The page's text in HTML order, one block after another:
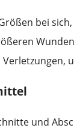
bei
Verletzungen,
und